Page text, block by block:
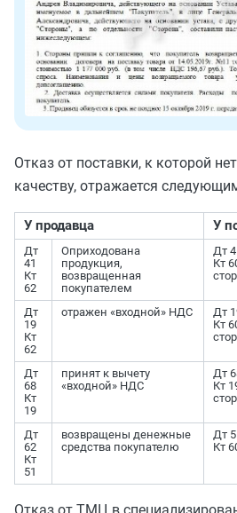
Отказ от поставки, к которой
качеству, отражается
У продавца У
Дт
41
Кт
62
Оприходована
продукция,
возвращенная
покупателем
Дт
Кт
Дт
19
Кт
62
отражен «входной» НДС
Дт
Кт
Дт
68
Кт
19
принят к вычету
«входной» НДС
Дт
Кт
Дт
62
Кт
51
возвращены денежные
средства покупателю
Дт
Кт